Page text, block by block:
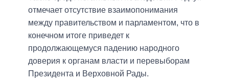
отмечает отсутствие взаимопонимания
между правительством и парламентом, что в
конечном итоге приведет к
продолжающемуся падению народного
доверия к органам власти и перевыборам
Президента и Верховной Рады.